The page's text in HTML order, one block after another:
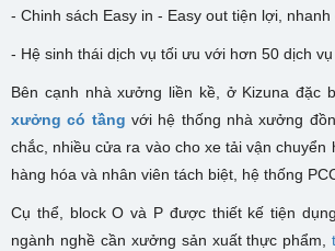
- Chinh sách Easy in - Easy out tiện lợi,
- Hệ sinh thái dịch vụ tối ưu với hơn 50 dịch
Bên cạnh nhà xưởng liền kề, ở Kizuna đặc
xưởng có tầng với hệ thống nhà xưởng
chắc, nhiều cửa ra vào cho xe tải vận chuyển
hàng hóa và nhân viên tách biệt, hệ thống
Cụ thể, block O và P được thiết kế tiện
ngành nghề cần xưởng sản xuất thực phẩm,